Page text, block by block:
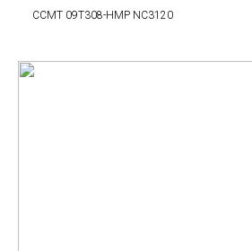
CCMT 09T308-HMP NC3120